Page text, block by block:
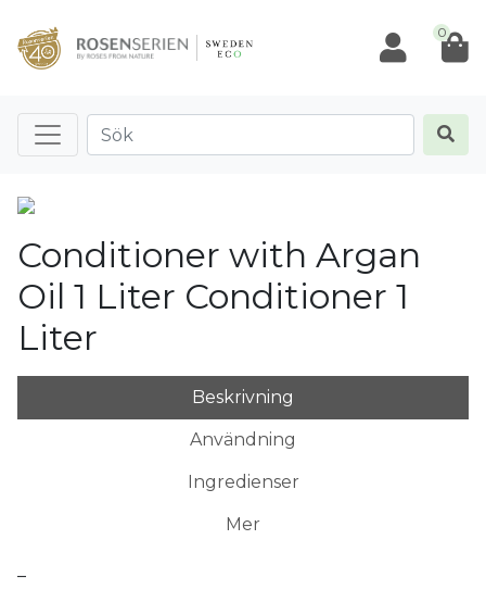
0
Conditioner with Argan
Oil 1 Liter Conditioner 1
Liter
Beskrivning
Användning
Ingredienser
Mer
–